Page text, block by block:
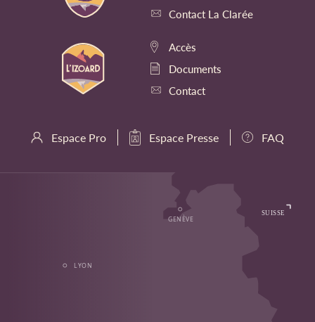
Contact La Clarée
Accès
Documents
Contact
Espace Pro Espace Presse FAQ